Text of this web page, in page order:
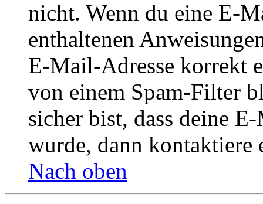
nicht. Wenn du eine E-
enthaltenen
E-Mail-Adresse korrekt
von einem Spam-Filter
sicher bist, dass deine
wurde, dann kontaktiere
Nach oben